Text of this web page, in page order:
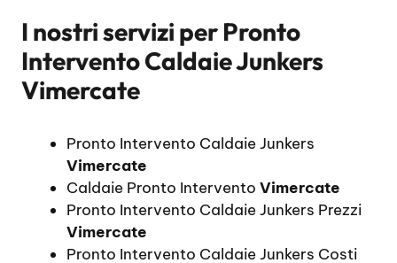
I nostri servizi perPronto
Intervento Caldaie Junkers
Vimercate
Pronto Intervento Caldaie Junkers
Vimercate
Caldaie Pronto Intervento Vimercate
Pronto Intervento Caldaie Junkers Prezzi
Vimercate
Pronto Intervento Caldaie Junkers Costi